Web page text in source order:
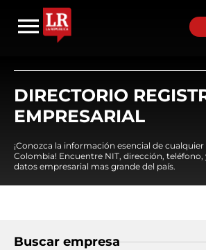
DIRECTORIO
EMPRESARIAL
¡Conozca la información esencial de
Colombia! Encuentre NIT, dirección, teléfono,
datos empresarial mas grande del país.
Buscar empresa